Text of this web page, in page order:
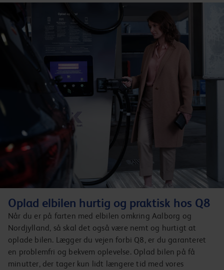
Oplad elbilen hurtig og praktisk hos Q8
Når du er på farten med elbilen omkring Aalborg og
Nordjylland, så skal det også være nemt og hurtigt at
oplade bilen. Lægger du vejen forbi Q8, er du garanteret
en problemfri og bekvem oplevelse. Oplad bilen på få
minutter, der tager kun lidt længere tid med vores